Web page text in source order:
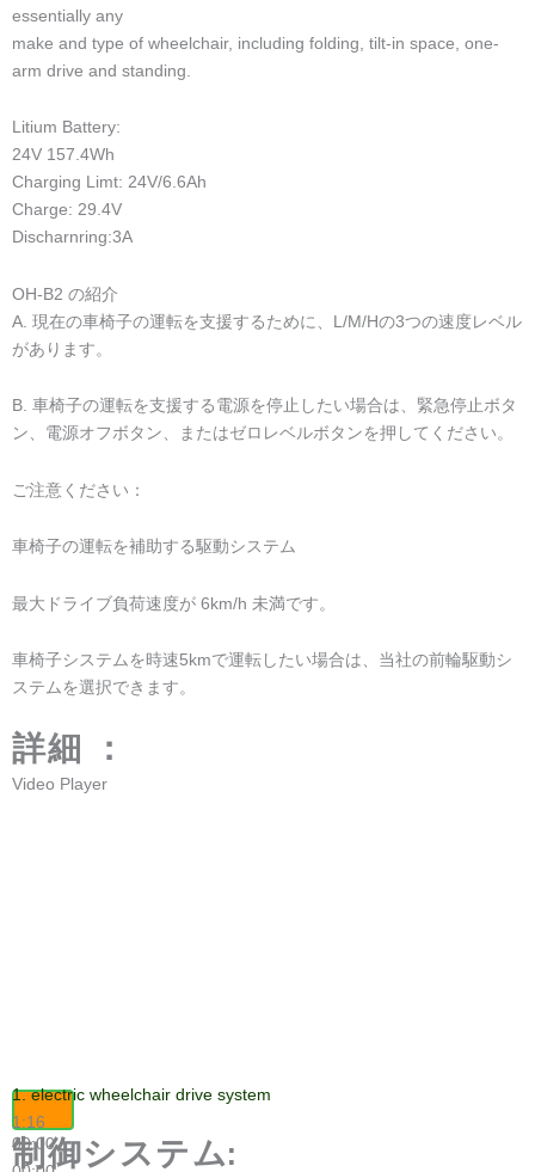
配達の前の 3.100% QC の点検 4.Sample 製造および型の開発
2 年以内の 5.Free 修理およびあなただけ貨物を支払う必要がありま
6.あなたの問題ではない不良品である商品を受け取った場合、私た
ちはあなたのための新しいものと交換することができること（あな
たが5日以内に商品を受け取ると、あなたは私たちのスタッフと連絡
することができます）。
7.送信の後で、私達はプロダクトを受け取るまで、あなたのための
に、それらをテストし、私にfeedback.Ifを与えなさい、プロダクト
についての質問があったら、私達に連絡しなさい、私達はあなたの
ための解決方法を提供する。
お問い合わせ